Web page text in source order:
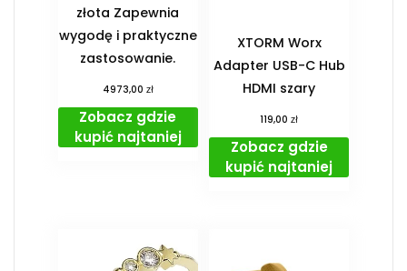
złota Zapewnia
wygodę i praktyczne
zastosowanie.
4973,00 zł
Zobacz gdzie
kupić najtaniej
XTORM Worx
Adapter USB-C Hub
HDMI szary
119,00zł
Zobacz gdzie
kupić najtaniej